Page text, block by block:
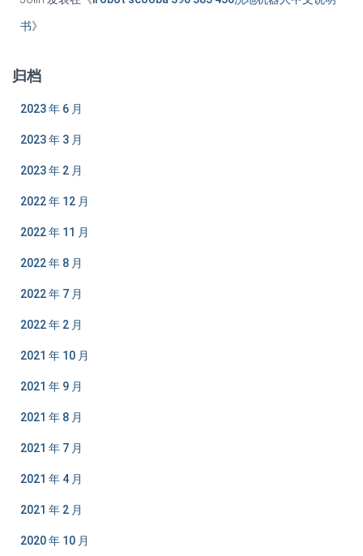
书》
归档
2023 年 6 月
2023 年 3 月
2023 年 2 月
2022 年 12 月
2022 年 11 月
2022 年 8 月
2022 年 7 月
2022 年 2 月
2021 年 10 月
2021 年 9 月
2021 年 8 月
2021 年 7 月
2021 年 4 月
2021 年 2 月
2020 年 10 月